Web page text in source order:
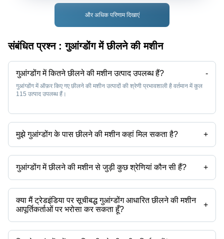
और अधिक परिणाम दिखाएं
संबंधित प्रश्न :गुआंग्डोंग में छीलने की मशीन
गुआंग्डोंग में कितने छीलने की मशीन उत्पाद उपलब्ध हैं? -
गुआंग्डोंग में ऑफ़र किए गए छीलने की मशीन उत्पादों की श्रेणी प्रभावशाली है वर्तमान में कुल
115 उत्पाद उपलब्ध हैं।
मुझे गुआंग्डोंग के पास छीलने की मशीन कहां मिल सकता है? +
आप छीलने की मशीन को गुआंग्डोंग के आस-पास पा सकते हैं जैसे आन्यांग बिंज़ोऊ +
Dongguan डोंगताई गुआंगज़ौ हेज़ जिनान लिनयी लुओयांग। आप गुआंग्डोंग में छीलने की
मशीन आपूर्तिकर्ताओं को खोजने के लिए Tradeindia का भी उपयोग कर सकते हैं।
गुआंग्डोंग में छीलने की मशीन से जुड़ी कुछ श्रेणियां कौन सी हैं? +
गुआंग्डोंग में छीलने की मशीन से संबंधित कुछ श्रेणियों में गुआंग्डोंग में लहसुन छीलने की मशीन
गुआंग्डोंग में मूंगफली छीलने की मशीन गुआंग्डोंग में काजू छीलने की मशीन गुआंग्डोंग में बार
छीलने की मशीन गुआंग्डोंग में आलू छीलने की मशीन गुआंग्डोंग में केला छीलने की मशीन
गुआंग्डोंग में अदरक छीलने की मशीन शामिल हैं।
क्या मैं ट्रेडइंडिया पर सूचीबद्ध गुआंग्डोंग आधारित छीलने की मशीन
आपूर्तिकर्ताओं पर भरोसा कर सकता हूँ?
+
आप गुआंग्डोंग आधारित छीलने की मशीन आपूर्तिकर्ताओं को खोजने के लिए ट्रेडइंडिया पर
ट्रस्ट स्टैम्प सुविधा का उपयोग कर सकते हैं जिन्हें भरोसेमंद के रूप में सत्यापित किया गया है।